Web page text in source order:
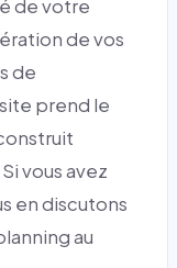
de votre
de vos
de
prend le
vous avez
en discutons
au